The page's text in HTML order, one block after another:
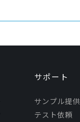
サポート
サンプル提
テスト依頼